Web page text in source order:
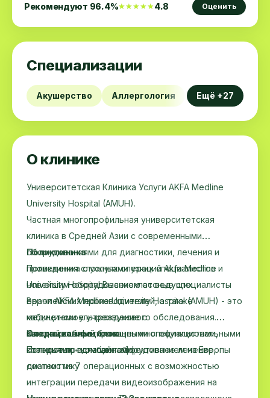
Рекомендуют 96.4%★★★★★
★★★★★4.8 Оценить
Специализации
Акушерство Аллергология Андрология
Ещё +27
О клинике
Университетская Клиника Услуги AKFA Medline
University Hospital (AMUH).
Частная многопрофильная университетская
клиника в Средней Азии с современными
оборудованиями для диагностики, лечения и
проведения сложных операций Akfa Medline
University Hospital Bысококлассные специалисты
Врачи AKFA Medline University Hospital (AMUH) - это
медицинское учреждение с
высококвалифицированными специалистами,
которые предлагают эффективное лечение,
диагностику
Поликлиника
Поликлиника с услугами узких специалистов и
новейшим оборудованием от ведущих
европейских производителей, а также
кабинетами ультразвукового обследования.
Каждый кабинет оснащен многофункциональными
станциями – комбайнами.
Операционный блок
Полностью оснащен оборудованием из Европы
состоит из 7 операционных с возможностью
интеграции передачи видеоизображения на